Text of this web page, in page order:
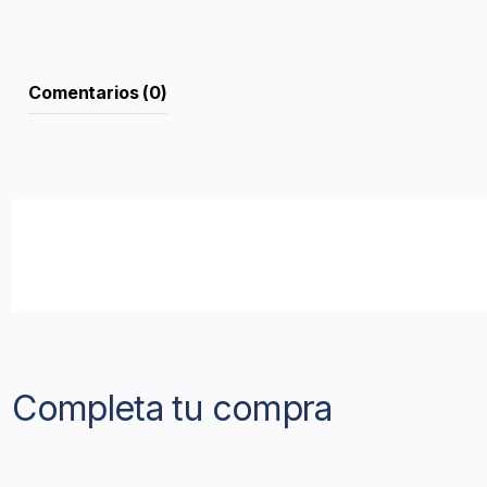
Comentarios (0)
Completa tu compra